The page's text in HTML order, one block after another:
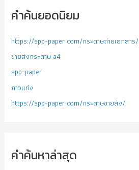
คำค้นยอดนิยม
https://spp-paper com/กระดาษถ่ายเอกสาร/
ขายส่งกระดาษ a4
spp-paper
กาวแท่ง
https://spp-paper com/กระดาษขายส่ง/
คำค้นหาล่าสุด